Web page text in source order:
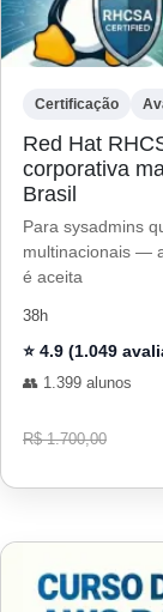
Certificação
Red Hat
corporativa
Brasil
Para sysadmins
multinacionais —
é aceita
38h
⭐ 4.9 (1.049
👥 1.399 alunos
R$ 1.700,00